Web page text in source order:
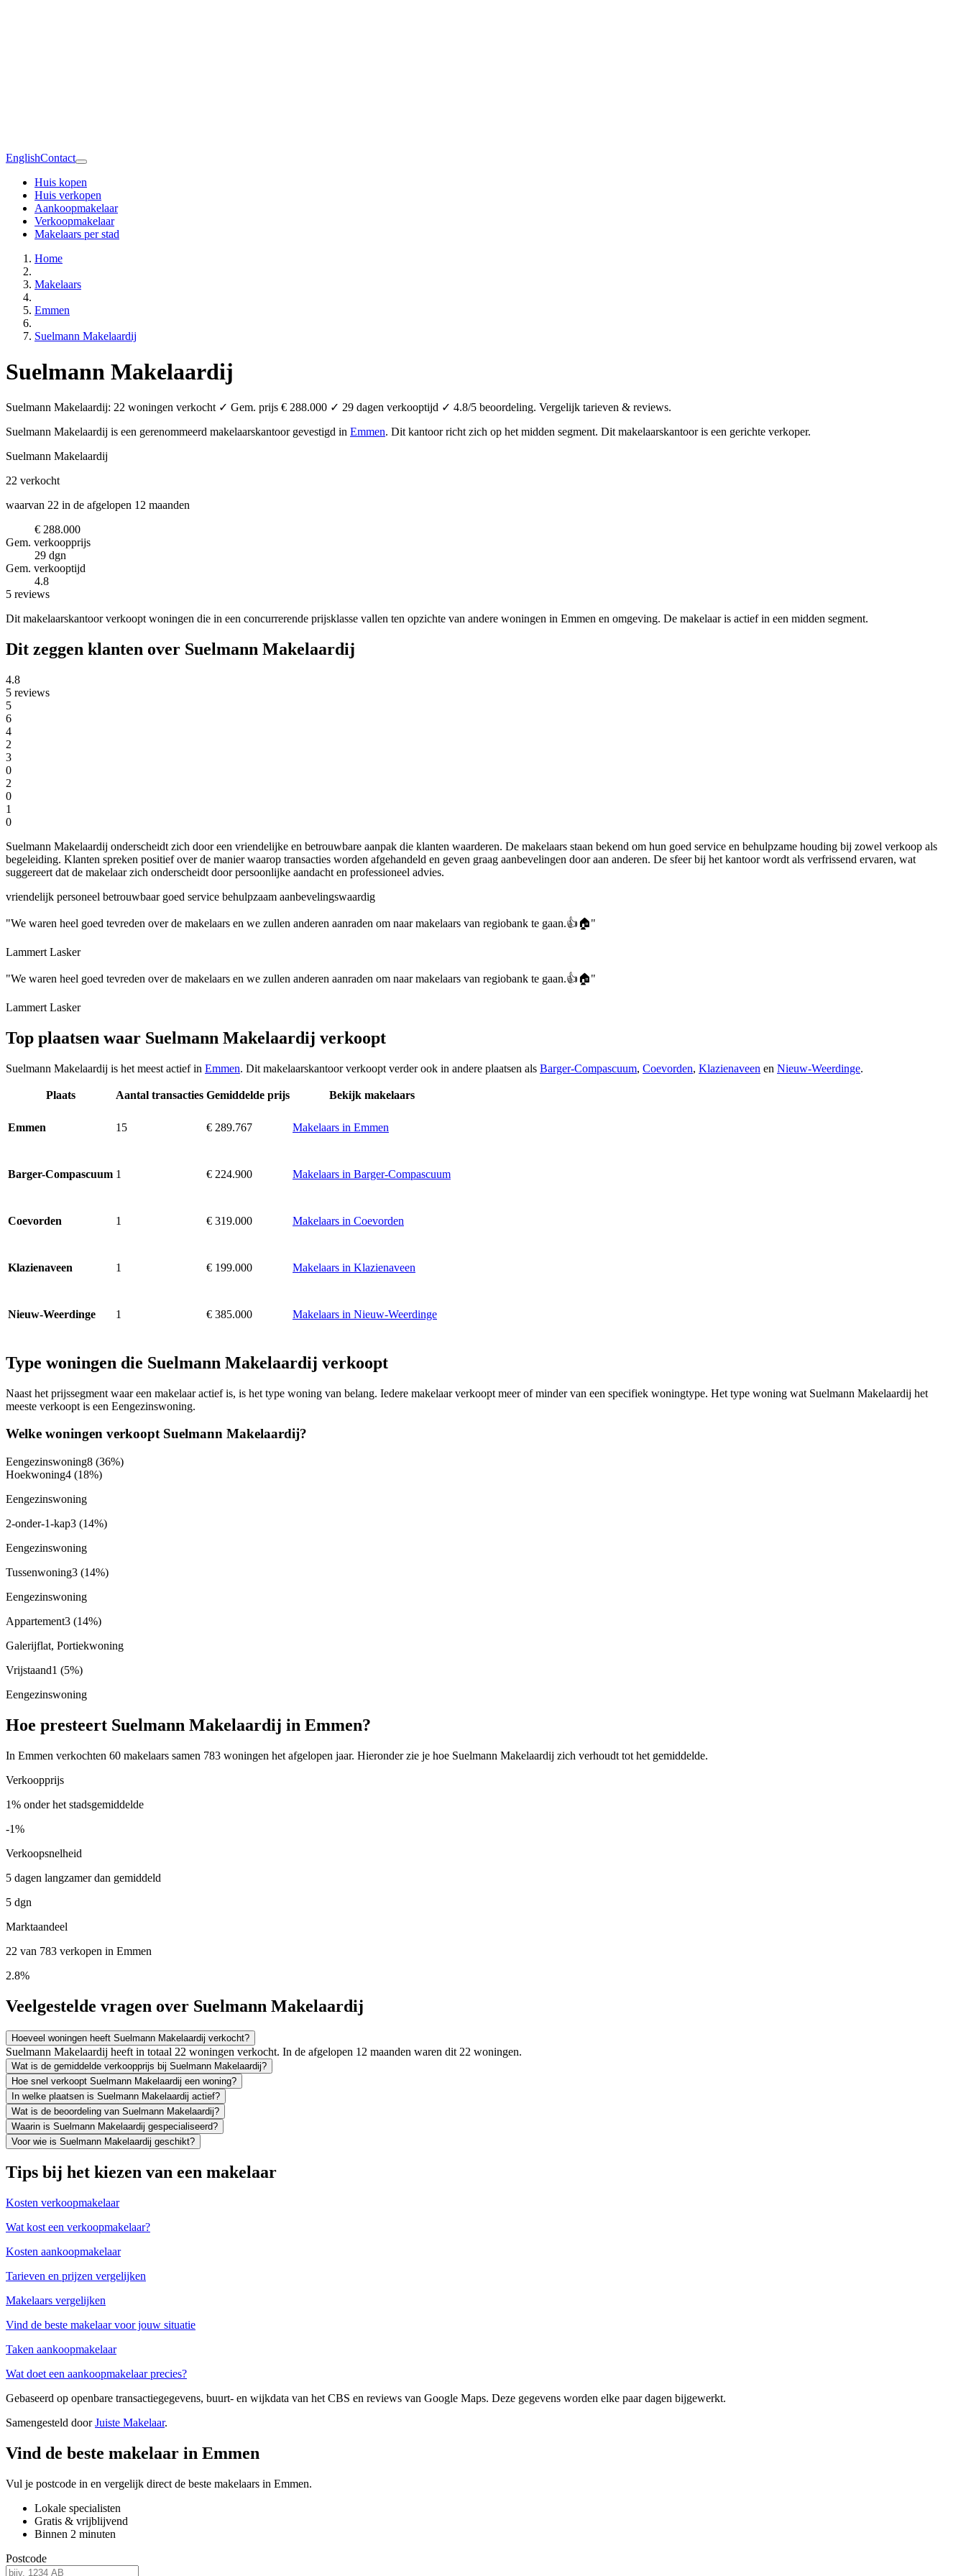
EnglishContact
Huis kopen
Huis verkopen
Aankoopmakelaar
Verkoopmakelaar
Makelaars per stad
Home
Makelaars
Emmen
Suelmann Makelaardij
Suelmann Makelaardij
Suelmann Makelaardij: 22 woningen verkocht ✓ Gem. prijs € 288.000 ✓ 29 dagen verkooptijd ✓ 4.8/5 beoordeling. Vergelijk tarieven & reviews.
Suelmann Makelaardij is een gerenommeerd makelaarskantoor gevestigd in Emmen. Dit kantoor richt zich op het midden segment. Dit makelaarskantoor is een gerichte verkoper.
Suelmann Makelaardij
22 verkocht
waarvan 22 in de afgelopen 12 maanden
€ 288.000
Gem. verkoopprijs
29 dgn
Gem. verkooptijd
4.8
5 reviews
Dit makelaarskantoor verkoopt woningen die in een concurrerende prijsklasse vallen ten opzichte van andere woningen in Emmen en omgeving. De makelaar is actief in een midden segment.
Dit zeggen klanten over Suelmann Makelaardij
4.8
5 reviews
5
6
4
2
3
0
2
0
1
0
Suelmann Makelaardij onderscheidt zich door een vriendelijke en betrouwbare aanpak die klanten waarderen. De makelaars staan bekend om hun goed service en behulpzame houding bij zowel verkoop als
begeleiding. Klanten spreken positief over de manier waarop transacties worden afgehandeld en geven graag aanbevelingen door aan anderen. De sfeer bij het kantoor wordt als verfrissend ervaren, wat
suggereert dat de makelaar zich onderscheidt door persoonlijke aandacht en professioneel advies.
vriendelijk personeel betrouwbaargoed service behulpzaam aanbevelingswaardig
"We waren heel goed tevreden over de makelaars en we zullen anderen aanraden om naar makelaars van regiobank te gaan.👍🏠"
Lammert Lasker
"We waren heel goed tevreden over de makelaars en we zullen anderen aanraden om naar makelaars van regiobank te gaan.👍🏠"
Lammert Lasker
Top plaatsen waar Suelmann Makelaardij verkoopt
Suelmann Makelaardij is het meest actief in Emmen. Dit makelaarskantoor verkoopt verder ook in andere plaatsen als Barger-Compascuum, Coevorden, Klazienaveen en Nieuw-Weerdinge.
Plaats Aantal transacties Gemiddelde prijs Bekijk makelaars
Emmen 15 € 289.767 Makelaars in Emmen
Barger-Compascuum 1 € 224.900 Makelaars in Barger-Compascuum
Coevorden 1 € 319.000 Makelaars in Coevorden
Klazienaveen 1 € 199.000 Makelaars in Klazienaveen
Nieuw-Weerdinge 1 € 385.000 Makelaars in Nieuw-Weerdinge
Type woningen die Suelmann Makelaardij verkoopt
Naast het prijssegment waar een makelaar actief is, is het type woning van belang. Iedere makelaar verkoopt meer of minder van een specifiek woningtype. Het type woning wat Suelmann Makelaardij het
meeste verkoopt is een Eengezinswoning.
Welke woningen verkoopt Suelmann Makelaardij?
Eengezinswoning8 (36%)
Hoekwoning4 (18%)
Eengezinswoning
2-onder-1-kap3 (14%)
Eengezinswoning
Tussenwoning3 (14%)
Eengezinswoning
Appartement3 (14%)
Galerijflat, Portiekwoning
Vrijstaand1 (5%)
Eengezinswoning
Hoe presteert Suelmann Makelaardij in Emmen?
In Emmen verkochten 60 makelaars samen 783 woningen het afgelopen jaar. Hieronder zie je hoe Suelmann Makelaardij zich verhoudt tot het gemiddelde.
Verkoopprijs
1% onder het stadsgemiddelde
-1%
Verkoopsnelheid
5 dagen langzamer dan gemiddeld
5 dgn
Marktaandeel
22 van 783 verkopen in Emmen
2.8%
Veelgestelde vragen over Suelmann Makelaardij
Hoeveel woningen heeft Suelmann Makelaardij verkocht?
Suelmann Makelaardij heeft in totaal 22 woningen verkocht. In de afgelopen 12 maanden waren dit 22 woningen.
Wat is de gemiddelde verkoopprijs bij Suelmann Makelaardij?
Hoe snel verkoopt Suelmann Makelaardij een woning?
In welke plaatsen is Suelmann Makelaardij actief?
Wat is de beoordeling van Suelmann Makelaardij?
Waarin is Suelmann Makelaardij gespecialiseerd?
Voor wie is Suelmann Makelaardij geschikt?
Tips bij het kiezen van een makelaar
Kosten verkoopmakelaar
Wat kost een verkoopmakelaar?
Kosten aankoopmakelaar
Tarieven en prijzen vergelijken
Makelaars vergelijken
Vind de beste makelaar voor jouw situatie
Taken aankoopmakelaar
Wat doet een aankoopmakelaar precies?
Gebaseerd op openbare transactiegegevens, buurt- en wijkdata van het CBS en reviews van Google Maps. Deze gegevens worden elke paar dagen bijgewerkt.
Samengesteld doorJuiste Makelaar.
Vind de beste makelaar in Emmen
Vul je postcode in en vergelijk direct de beste makelaars in Emmen.
Lokale specialisten
Gratis & vrijblijvend
Binnen 2 minuten
Postcode